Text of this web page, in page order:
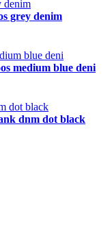
grey denim
medium blue deni
dnm dot black